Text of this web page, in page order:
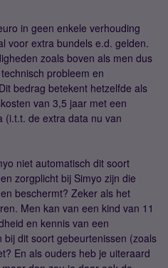
in geen enkele verhouding
voor extra bundels e.d. gelden.
zoals boven als men dus
probleem en
bedrag betekent hetzelfde als
van 3,5 jaar met een
(i.t.t. de extra data nu van
niet automatisch dit soort
zorgplicht bij Simyo zijn die
beschermt? Zeker als het
Men kan van een kind van 11
en kennis van een
dit soort gebeurtenissen (zoals
En als ouders heb je uiteraard